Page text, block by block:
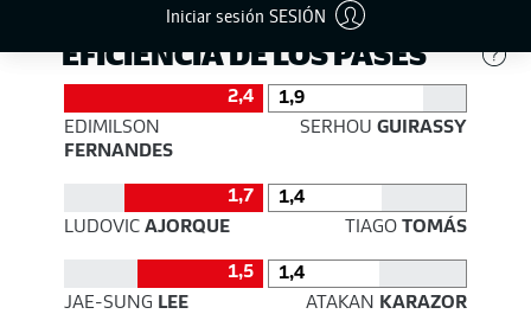
Iniciar sesión SESIÓN
EFICIENCIA DE LOS PASES
2,4
1,9
EDIMILSON
FERNANDES
SERHOU GUIRASSY
1,7
1,4
LUDOVIC AJORQUE TIAGOTOMÁS
1,5
1,4
JAE-SUNG LEE ATAKAN KARAZOR